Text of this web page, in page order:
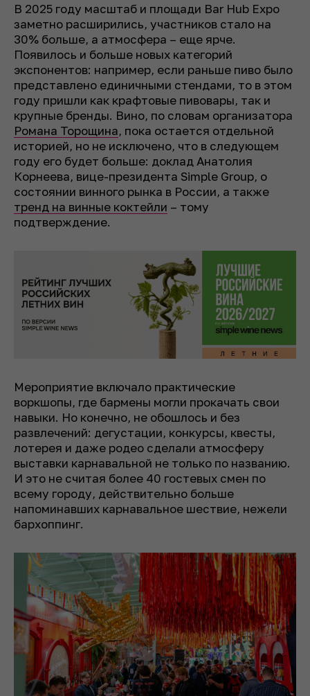
В 2025 году масштаб и площади Bar Hub Expo
заметно расширились, участников стало на
30% больше, а атмосфера – еще ярче.
Появилось и больше новых категорий
экспонентов: например, если раньше пиво было
представлено единичными стендами, то в этом
году пришли как крафтовые пивовары, так и
крупные бренды. Вино, по словам организатора
Романа Торощина, пока остается отдельной
историей, но не исключено, что в следующем
году его будет больше: доклад Анатолия
Корнеева, вице-президента Simple Group, о
состоянии винного рынка в России, а также
тренд на винные коктейли – тому
подтверждение.
Мероприятие включало практические
воркшопы, где бармены могли прокачать свои
навыки. Но конечно, не обошлось и без
развлечений: дегустации, конкурсы, квесты,
лотерея и даже родео сделали атмосферу
выставки карнавальной не только по названию.
И это не считая более 40 гостевых смен по
всему городу, действительно больше
напоминавших карнавальное шествие, нежели
бархоппинг.